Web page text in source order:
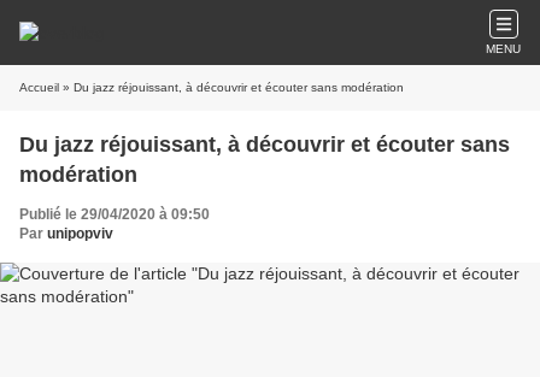
MENU
Accueil » Du jazz réjouissant, à découvrir et écouter sans modération
Du jazz réjouissant, à découvrir et écouter sans
modération
Publié le 29/04/2020 à 09:50
Par unipopviv